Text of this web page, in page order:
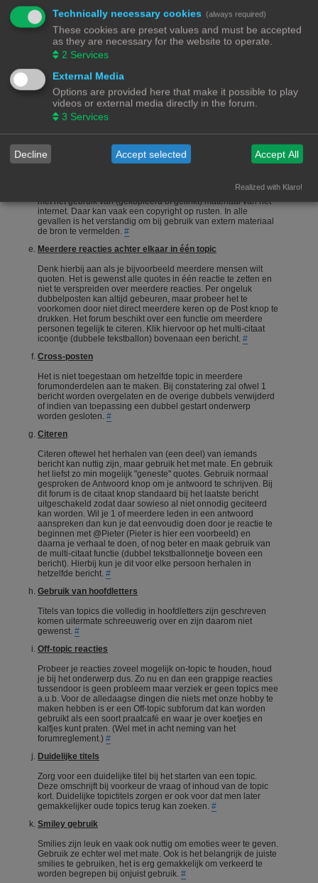
Voordat je een vraag stelt: Het wordt aangeraden om het forum
te raadplegen via de zoekfunctie. Veel vragen zijn al vaker
gesteld op dit forum. De kans is groot dat je via de zoekfunctie
een antwoord vindt. Het laat ook zien dat je zelf ook actie
onderneemt en niet alleen maar een vraag stelt en gaat zitten
afwachten wie je het correcte antwoord geeft.
Een vraag stellen
Vragen stellen is 1 van de meeste gebruikte acties op een
forum. Echter is het bij een hobby als 3Dprinten ook van
belang dat de vragensteller naast het duidelijk formuleren van
zijn/haar vraag, ook aangeeft wat hij/zij zelf al heeft gedaan,
heeft opgezocht of heeft geconstateerd. Het wordt erg
gewaardeerd als je zelf meedenkt.#
Foto's en plaatjes
materiaal zal nooit een probleem zijn. Wees echter voorzichtig
met het gebruik van (gekopieerd of gelinkt) materiaal van het
internet. Daar kan vaak een copyright op rusten. In alle
gevallen is het verstandig om bij gebruik van extern materiaal
de bron te vermelden. #
Meerdere reacties achter elkaar in één topic
Denk hierbij aan als je bijvoorbeeld meerdere mensen wilt
quoten. Het is gewenst alle quotes in één reactie te zetten en
niet te verspreiden over meerdere reacties. Per ongeluk
dubbelposten kan altijd gebeuren, maar probeer het te
voorkomen door niet direct meerdere keren op de Post knop te
drukken. Het forum beschikt over een functie om meerdere
personen tegelijk te citeren. Klik hiervoor op het multi-citaat
icoontje (dubbele tekstballon) bovenaan een bericht. #
Cross-posten
Het is niet toegestaan om hetzelfde topic in meerdere
forumonderdelen aan te maken. Bij constatering zal ofwel 1
bericht worden overgelaten en de overige dubbels verwijderd
of indien van toepassing een dubbel gestart onderwerp
worden gesloten. #
Citeren
Citeren oftewel het herhalen van (een deel) van iemands
bericht kan nuttig zijn, maar gebruik het met mate. En gebruik
het liefst zo min mogelijk "geneste" quotes. Gebruik normaal
gesproken de Antwoord knop om je antwoord te schrijven. Bij
dit forum is de citaat knop standaard bij het laatste bericht
uitgeschakeld zodat daar sowieso al niet onnodig geciteerd
kan worden. Wil je 1 of meerdere leden in een antwoord
aanspreken dan kun je dat eenvoudig doen door je reactie te
beginnen met @Pieter (Pieter is hier een voorbeeld) en
daarna je verhaal te doen, of nog beter en maak gebruik van
de multi-citaat functie (dubbel tekstballonnetje boveen een
bericht). Hierbij kun je dit voor elke persoon herhalen in
hetzelfde bericht. #
Gebruik van hoofdletters
Titels van topics die volledig in hoofdletters zijn geschreven
komen uitermate schreeuwerig over en zijn daarom niet
gewenst. #
Off-topic reacties
Probeer je reacties zoveel mogelijk on-topic te houden, houd
je bij het onderwerp dus. Zo nu en dan een grappige reacties
tussendoor is geen probleem maar verziek er geen topics mee
a.u.b. Voor de alledaagse dingen die niets met onze hobby te
maken hebben is er een Off-topic subforum dat kan worden
gebruikt als een soort praatcafé en waar je over koetjes en
kalfjes kunt praten. (Wel met in acht neming van het
forumreglement.) #
Duidelijke titels
Zorg voor een duidelijke titel bij het starten van een topic.
Deze omschrijft bij voorkeur de vraag of inhoud van de topic
kort. Duidelijke topictitels zorgen er ook voor dat men later
gemakkelijker oude topics terug kan zoeken. #
Smiley gebruik
Smilies zijn leuk en vaak ook nuttig om emoties weer te geven.
Gebruik ze echter wel met mate. Ook is het belangrijk de juiste
smilies te gebruiken, het is erg gemakkelijk om verkeerd te
worden begrepen bij onjuist gebruik. #
Technically necessary cookies (always required)
These cookies are preset values and must be accepted
as they are necessary for the website to operate.
2 Services
External Media
Options are provided here that make it possible to play
videos or external media directly in the forum.
3 Services
Decline Accept selected Accept All
Realized with Klaro!